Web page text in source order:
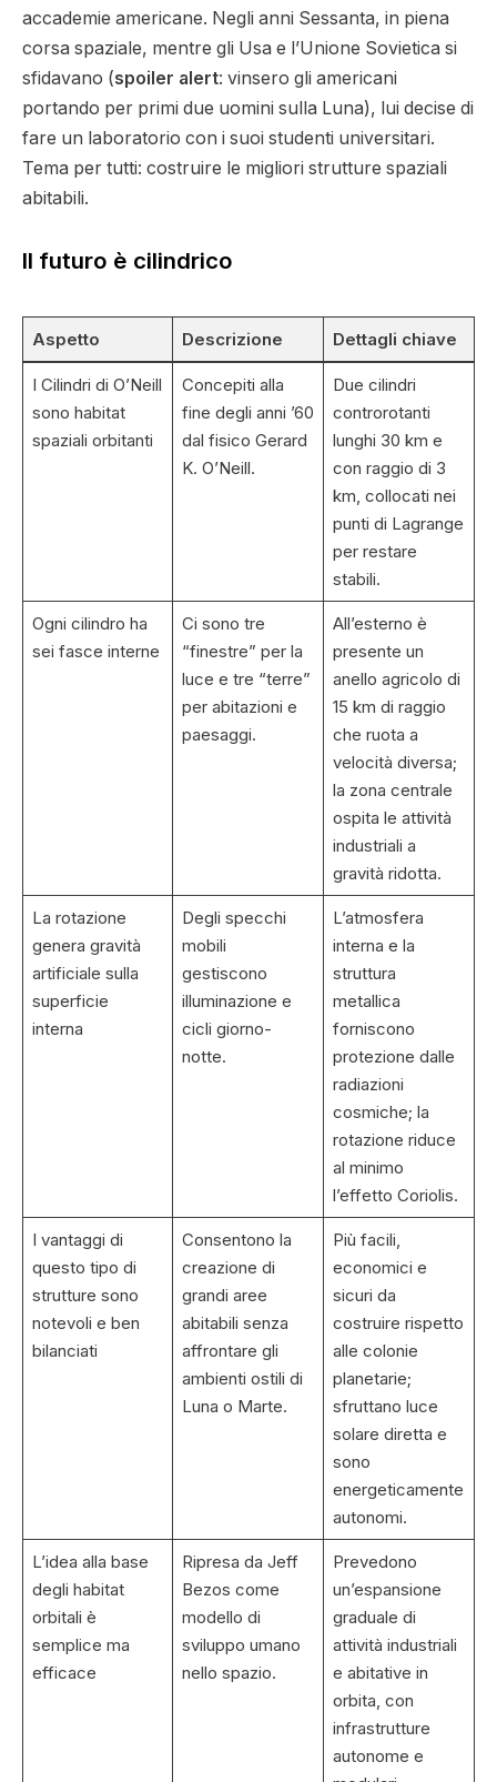
accademie americane. Negli anni Sessanta, in piena
corsa spaziale, mentre gli Usa e l’Unione Sovietica si
sfidavano (spoiler alert: vinsero gli americani
portando per primi due uomini sulla Luna), lui decise di
fare un laboratorio con i suoi studenti universitari.
Tema per tutti: costruire le migliori strutture spaziali
abitabili.
Il futuro è cilindrico
Aspetto Descrizione Dettagli chiave
I Cilindri di O’Neill
sono habitat
spaziali orbitanti
Concepiti alla
fine degli anni ’60
dal fisico Gerard
K. O’Neill.
Due cilindri
controrotanti
lunghi 30 km e
con raggio di 3
km, collocati nei
punti di Lagrange
per restare
stabili.
Ogni cilindro ha
sei fasce interne
Ci sono tre
“finestre” per la
luce e tre “terre”
per abitazioni e
paesaggi.
All’esterno è
presente un
anello agricolo di
15 km di raggio
che ruota a
velocità diversa;
la zona centrale
ospita le attività
industriali a
gravità ridotta.
La rotazione
genera gravità
artificiale sulla
superficie
interna
Degli specchi
mobili
gestiscono
illuminazione e
cicli giorno-
notte.
L’atmosfera
interna e la
struttura
metallica
forniscono
protezione dalle
radiazioni
cosmiche; la
rotazione riduce
al minimo
l’effetto Coriolis.
I vantaggi di
questo tipo di
strutture sono
notevoli e ben
bilanciati
Consentono la
creazione di
grandi aree
abitabili senza
affrontare gli
ambienti ostili di
Luna o Marte.
Più facili,
economici e
sicuri da
costruire rispetto
alle colonie
planetarie;
sfruttano luce
solare diretta e
sono
energeticamente
autonomi.
L’idea alla base
degli habitat
orbitali è
semplice ma
efficace
Ripresa da Jeff
Bezos come
modello di
sviluppo umano
nello spazio.
Prevedono
un’espansione
graduale di
attività industriali
e abitative in
orbita, con
infrastrutture
autonome e